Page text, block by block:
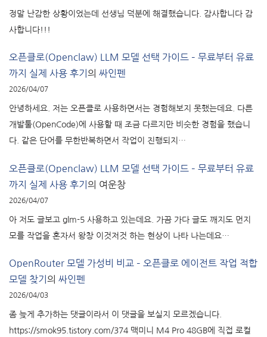
정말 난감한 상황이었는데 선생님 덕분에 해결했습니다. 감사합니다 감
사합니다!!!
오픈클로(Openclaw) LLM 모델 선택 가이드 – 무료부터 유료
까지 실제 사용 후기 의 싸인펜
2026/04/07
안녕하세요. 저는 오픈클로 사용하면서는 경험해보지 못했는데요. 다른
개발툴(OpenCode)에 사용할 때 조금 다르지만 비슷한 경험을 했습니
다. 같은 단어를 무한반복하면서 작업이 진행되지…
오픈클로(Openclaw) LLM 모델 선택 가이드 – 무료부터 유료
까지 실제 사용 후기 의 여운창
2026/04/07
아 저도 글보고 glm-5 사용하고 있는데요. 가끔 가다 글도 깨지도 먼지
모를 작업을 혼자서 왕창 이것저것 하는 현상이 나타 나는데요…
OpenRouter 모델 가성비 비교 – 오픈클로 에이전트 작업 적합
모델 찾기 의 싸인펜
2026/04/03
좀 늦게 추가하는 댓글이라서 이 댓글을 보실지 모르겠습니다.
https://smok95.tistory.com/374 맥미니 M4 Pro 48GB에 직접 로컬